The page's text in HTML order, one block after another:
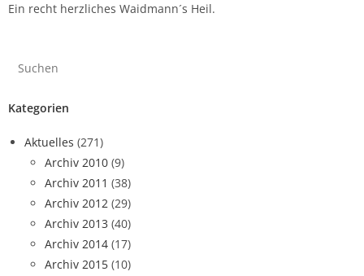
Ein recht herzliches Waidmann´s Heil.
Kategorien
Aktuelles (271)
Archiv 2010 (9)
Archiv 2011 (38)
Archiv 2012 (29)
Archiv 2013 (40)
Archiv 2014 (17)
Archiv 2015 (10)